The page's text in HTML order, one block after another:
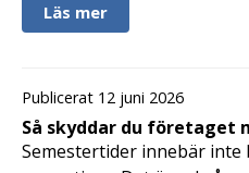
Läs mer
Publicerat 12 juni 2026
Så skyddar du företaget
Semestertider innebär inte